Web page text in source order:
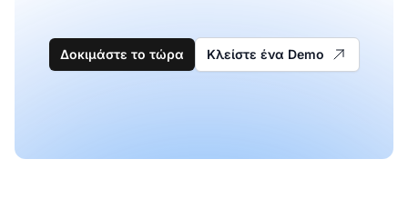
Δοκιμάστε το τώρα Κλείστε ένα Demo